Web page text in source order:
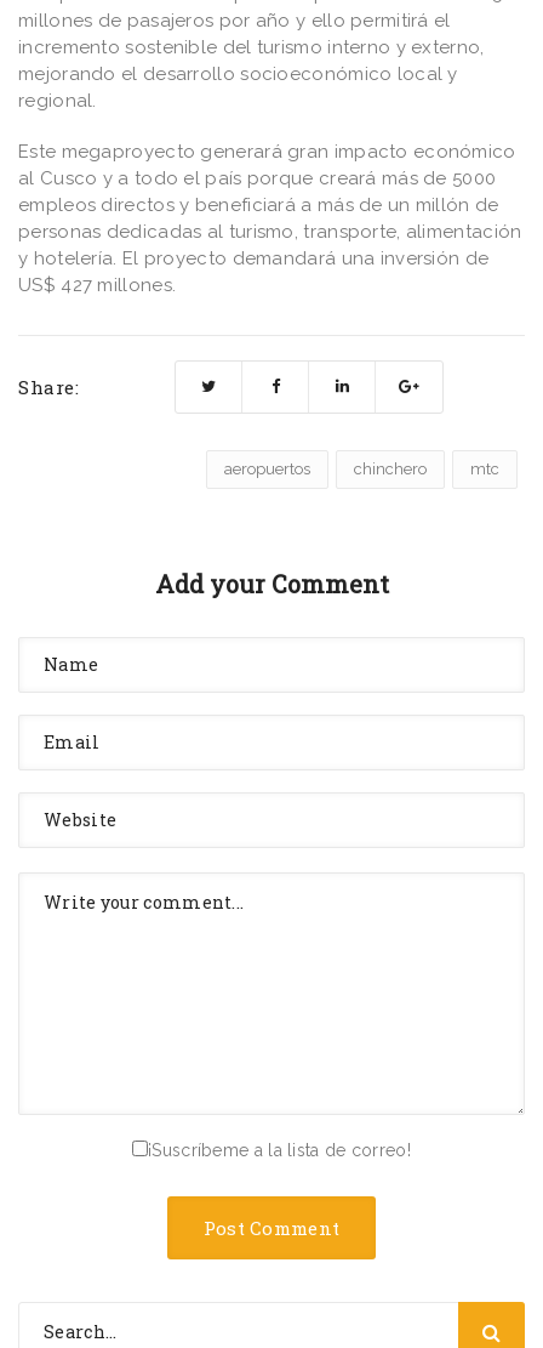
millones de pasajeros por año y ello permitirá el
incremento sostenible del turismo interno y externo,
mejorando el desarrollo socioeconómico local y
regional.
Este megaproyecto generará gran impacto económico
al Cusco y a todo el país porque creará más de 5000
empleos directos y beneficiará a más de un millón de
personas dedicadas al turismo, transporte, alimentación
y hotelería. El proyecto demandará una inversión de
US$ 427 millones.
Share:
aeropuertos chinchero mtc
Add your Comment
¡Suscríbeme a la lista de correo!